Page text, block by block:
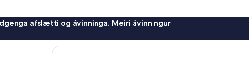
afslætti og ávinninga. Meiri ávinningur